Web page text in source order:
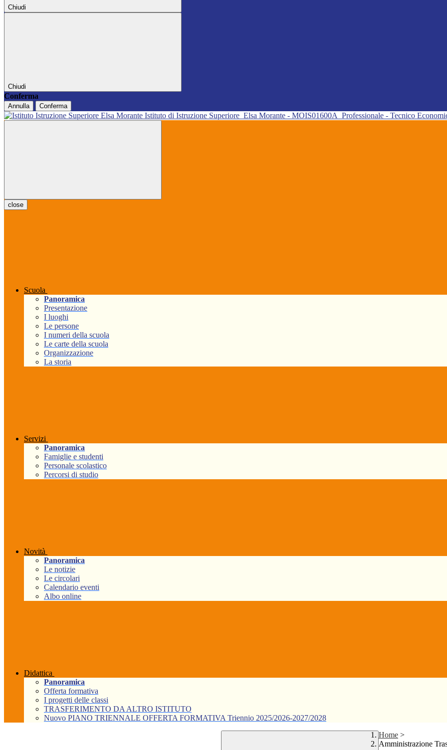
Chiudi
Chiudi
Conferma
Annulla Conferma
Istituto di Istruzione Superiore Elsa Morante - MOIS01600A Professionale - Tecnico
close
Scuola
Panoramica
Presentazione
I luoghi
Le persone
I numeri della scuola
Le carte della scuola
Organizzazione
La storia
Servizi
Panoramica
Famiglie e studenti
Personale scolastico
Percorsi di studio
Novità
Panoramica
Le notizie
Le circolari
Calendario eventi
Albo online
Didattica
Panoramica
Offerta formativa
I progetti delle classi
TRASFERIMENTO DA ALTRO ISTITUTO
Nuovo PIANO TRIENNALE OFFERTA FORMATIVA Triennio 2025/2026-2027/2028
Home >
Amministrazione